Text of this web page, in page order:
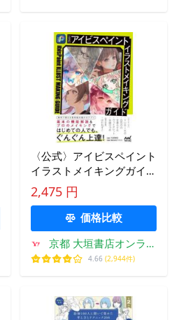
〈公式〉アイビスペイント
イラストメイキングガイド
/ ＹＵＲＩＫＯ
2,475 円
価格比較
京都 大垣書店オンライ
ン
4.66 (2,944件)